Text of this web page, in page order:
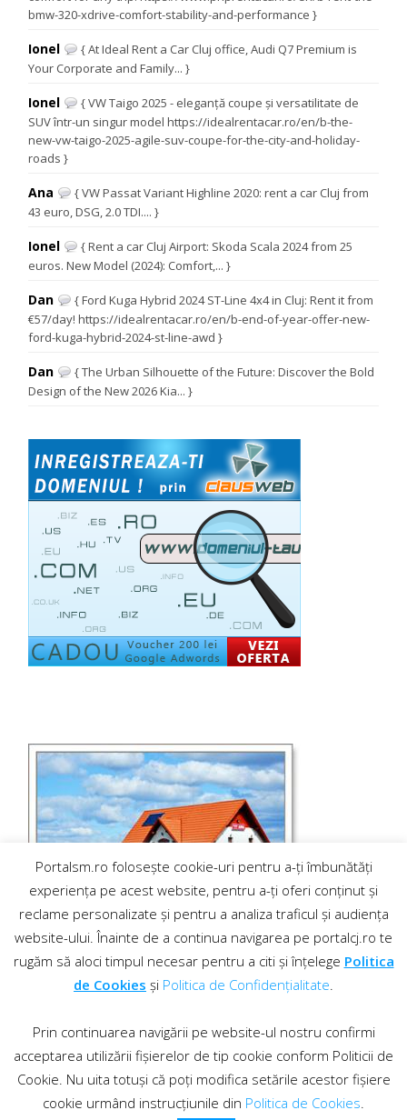
bmw-320-xdrive-comfort-stability-and-performance }
Ionel
{ At Ideal Rent a Car Cluj office, Audi Q7 Premium is
Your Corporate and Family... }
Ionel
{ VW Taigo 2025 - eleganță coupe și versatilitate de
SUV într-un singur model https://idealrentacar.ro/en/b-the-
new-vw-taigo-2025-agile-suv-coupe-for-the-city-and-holiday-
roads }
Ana
{ VW Passat Variant Highline 2020: rent a car Cluj from
43 euro, DSG, 2.0 TDI.... }
Ionel
{ Rent a car Cluj Airport: Skoda Scala 2024 from 25
euros. New Model (2024): Comfort,... }
Dan
{ Ford Kuga Hybrid 2024 ST-Line 4x4 in Cluj: Rent it from
€57/day! https://idealrentacar.ro/en/b-end-of-year-offer-new-
ford-kuga-hybrid-2024-st-line-awd }
Dan
{ The Urban Silhouette of the Future: Discover the Bold
Design of the New 2026 Kia... }
Contact·Regulament comentarii
Portalsm.ro folosește cookie-uri pentru a-ți îmbunătăți
experiența pe acest website, pentru a-ți oferi conținut și
reclame personalizate și pentru a analiza traficul și audiența
website-ului. Înainte de a continua navigarea pe portalcj.ro te
rugăm să aloci timpul necesar pentru a citi și înțelege Politica
de Cookies și Politica de Confidențialitate.
Prin continuarea navigării pe website-ul nostru confirmi
acceptarea utilizării fișierelor de tip cookie conform Politicii de
Cookie. Nu uita totuși că poți modifica setările acestor fișiere
cookie urmând instrucțiunile din Politica de Cookies.